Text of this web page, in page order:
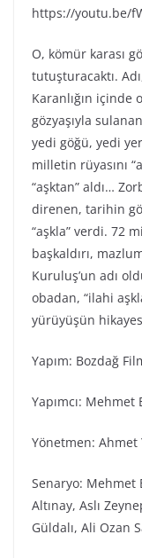
https://youtu.be/
O, kömür karası
tutuşturacaktı.
Karanlığın içinde
gözyaşıyla
yedi göğü, yedi
milletin rüyasını
“aşktan” aldı…
direnen, tarihin
“aşkla” verdi. 72
başkaldırı,
Kuruluş’un adı
obadan, “ilahi
yürüyüşün
Yapım: Bozdağ
Yapımcı: Mehmet
Yönetmen: Ahmet
Senaryo: Mehmet
Altınay, Aslı
Güldalı, Ali Ozan